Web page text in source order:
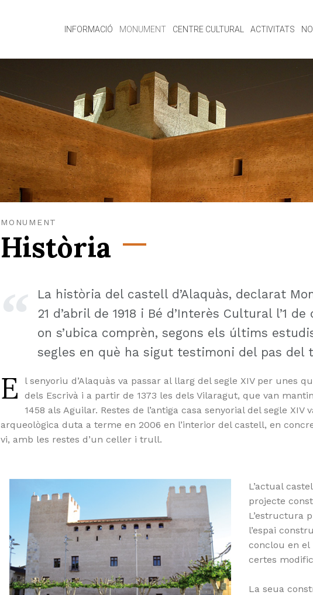
INFORMACIÓ MONUMENT CENTRE CULTURAL ACTIVITATS
MONUMENT
Història
La història del castell d’Alaquàs, declarat
21 d’abril de 1918 i Bé d’Interès Cultural l’1
on s’ubica comprèn, segons els últims
segles en què ha sigut testimoni del pas del
E
l senyoriu d’Alaquàs va passar al llarg del segle XIV per unes
dels Escrivà i a partir de 1373 les dels Vilaragut, que van
1458 als Aguilar. Restes de l’antiga casa senyorial del segle XIV
arqueològica duta a terme en 2006 en l’interior del castell, en
vi, amb les restes d’un celler i trull.
L’actual
projecte
L’estructura
l’espai
conclou en el
certes
La seua